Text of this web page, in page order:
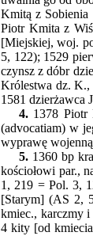
Kmitą z
Piotr Kmita z
[Miejskiej, woj.
5, 122); 1529
czynsz z dóbr
Królestwa dz.
1581 dzierżawca
4. 1378 Piotr
(advocatiam) w
wyprawę
5. 1360 bp
kościołowi par.,
1, 219 = Pol. 3,
[Starym] (AS 2,
kmiec., karczmy i
4 kity [od